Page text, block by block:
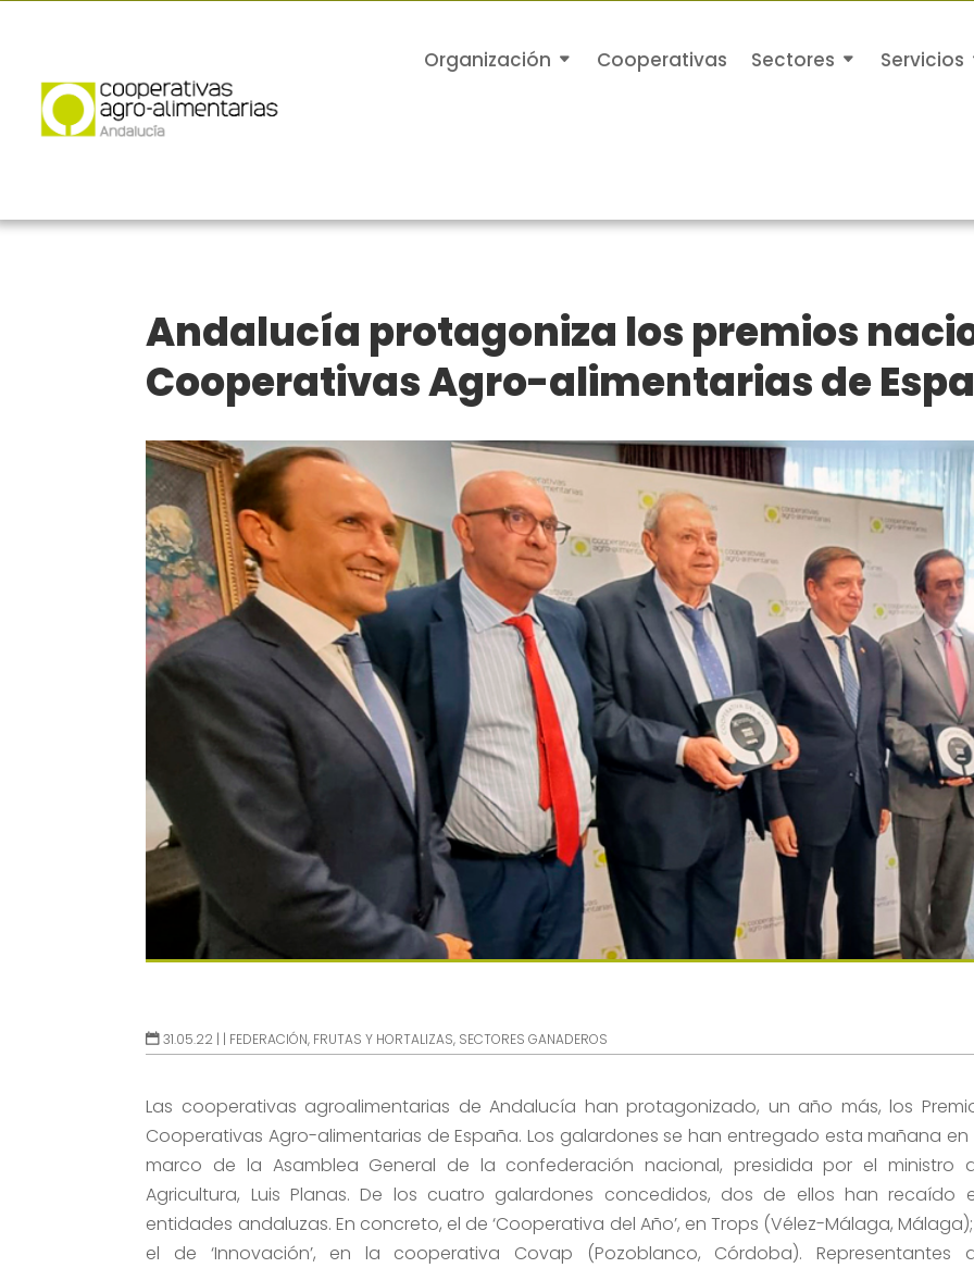
Organización Cooperativas Sectores Servicios
Andalucía protagoniza los premios
Cooperativas Agro-alimentarias de
31.05.22 | | FEDERACIÓN, FRUTAS Y HORTALIZAS, SECTORES GANADEROS
Las cooperativas agroalimentarias de Andalucía han protagonizado, un año más, los
Cooperativas Agro-alimentarias de España. Los galardones se han entregado esta mañana en
marco de la Asamblea General de la confederación nacional, presidida por el ministro
Agricultura, Luis Planas. De los cuatro galardones concedidos, dos de ellos han recaído
entidades andaluzas. En concreto, el de ‘Cooperativa del Año’, en Trops (Vélez-Málaga,
el de ‘Innovación’, en la cooperativa Covap (Pozoblanco, Córdoba). Representantes